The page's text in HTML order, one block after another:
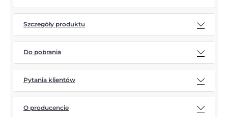
Szczegóły produktu
Do pobrania
Pytania klientów
O producencie